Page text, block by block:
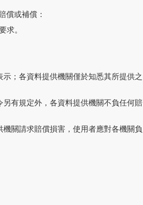
償或補償：
。
；各資料提供機關僅於知悉其所提供之
有規定外，各資料提供機關不負任何賠
關請求賠償損害，使用者應對各機關負